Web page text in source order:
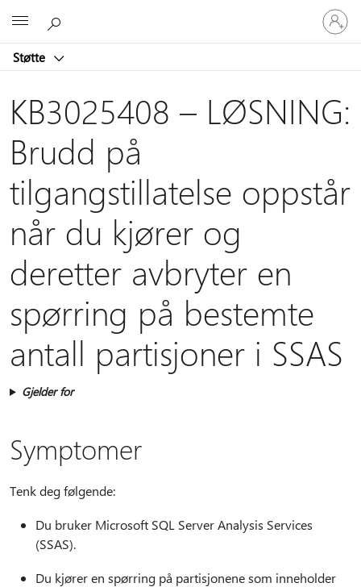
Støtte
Logg
på
kontoen
KB3025408 – LØSNING:
Brudd på
tilgangstillatelse oppstår
når du kjører og
deretter avbryter en
spørring på bestemte
antall partisjoner i SSAS
Gjelder for
Symptomer
Tenk deg følgende:
Du bruker Microsoft SQL Server Analysis Services
(SSAS).
Du kjører en spørring på partisjonene som inneholder